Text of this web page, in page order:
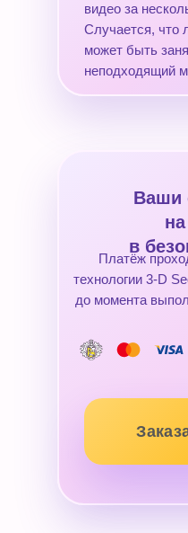
видео за
Случается, что
может быть
неподходящий
Платёж
технологии 3-D
до момента
Ваши
в